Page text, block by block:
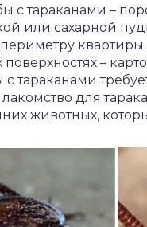
с тараканами –
или сахарной
–
тараканами
для
животных,